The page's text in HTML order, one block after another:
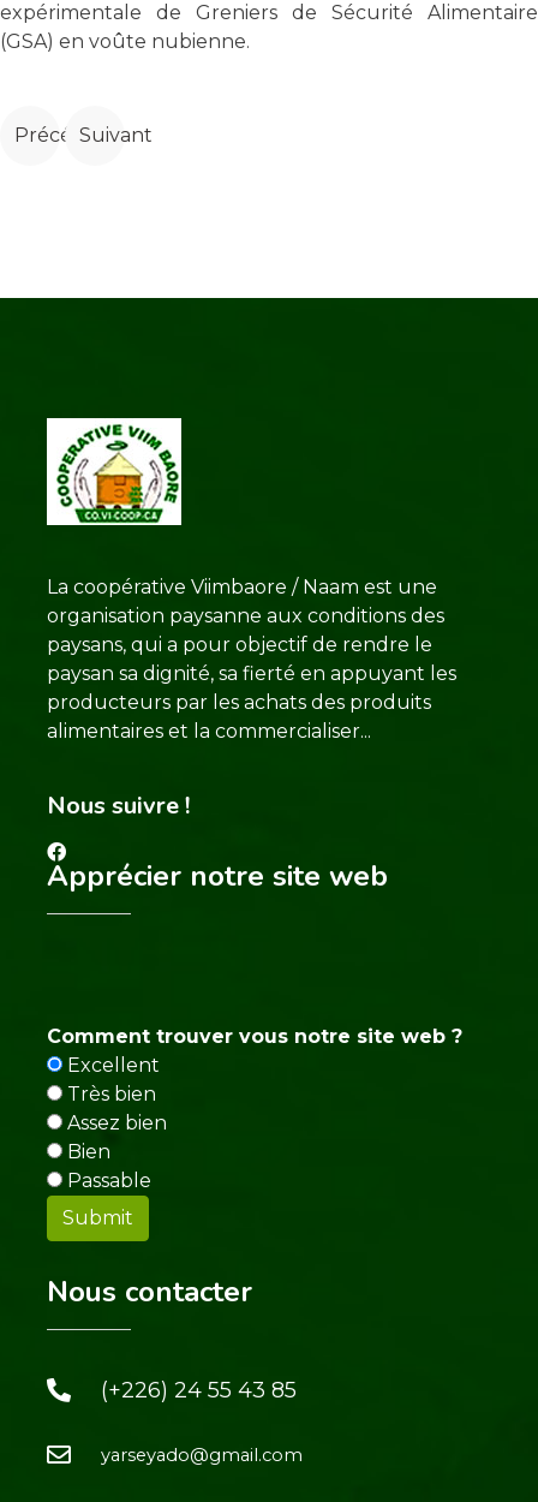
expérimentale de Greniers de Sécurité Alimentaire
(GSA) en voûte nubienne.
Article précédent : Projet de renforcement des
PrécédentArticle suivant : Viimbaoré et les maires de la
Suivant
La coopérative Viimbaore / Naam est une
organisation paysanne aux conditions des
paysans, qui a pour objectif de rendre le
paysan sa dignité, sa fierté en appuyant les
producteurs par les achats des produits
alimentaires et la commercialiser...
Nous suivre !
Apprécier notre site web
Comment trouver vous notre site web ?
Excellent
Très bien
Assez bien
Bien
Passable
Nous contacter
(+226) 24 55 43 85
yarseyado@gmail.com